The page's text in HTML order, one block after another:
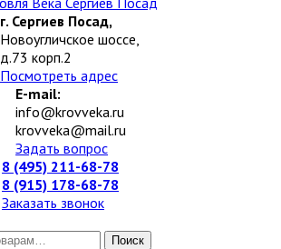
г. Сергиев Посад,
Новоугличское шоссе,
д.73 корп.2
Посмотреть адрес
E-mail:
info@krovveka.ru
krovveka@mail.ru
Задать вопрос
8 (495) 211-68-78
8 (915) 178-68-78
Заказать звонок
Поиск